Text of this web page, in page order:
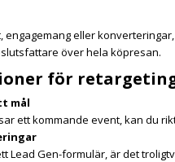
eller
över hela köpresan.
för
mål
ett kommande event, kan du
Lead Gen-formulär, är det